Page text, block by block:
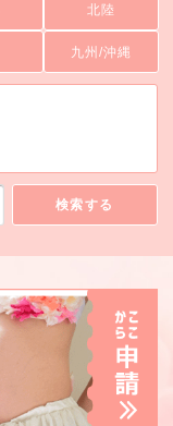
北陸
九州/沖縄
検索する